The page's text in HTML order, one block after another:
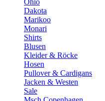
Ohio
Dakota
Marikoo
Monari
Shirts
Blusen
Kleider & Röcke
Hosen
Pullover & Cardigans
Jacken & Westen
Sale